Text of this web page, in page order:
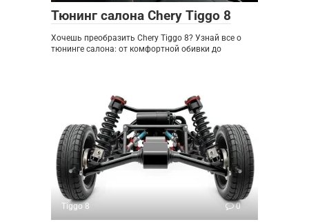
Тюнинг салона Chery Tiggo 8
Хочешь преобразить Chery Tiggo 8? Узнай все о
тюнинге салона: от комфортной обивки до
Tiggo 8 0